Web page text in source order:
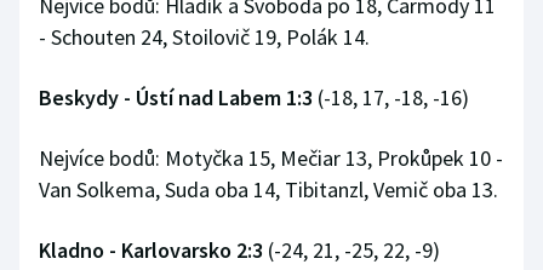
- Schouten 24, Stoilovič 19, Polák 14.
Beskydy - Ústí nad Labem 1:3 (-18, 17, -18, -16)
Nejvíce bodů: Motyčka 15, Mečiar 13, Prokůpek 10 -
Van Solkema, Suda oba 14, Tibitanzl, Vemič oba 13.
Kladno - Karlovarsko 2:3 (-24, 21, -25, 22, -9)